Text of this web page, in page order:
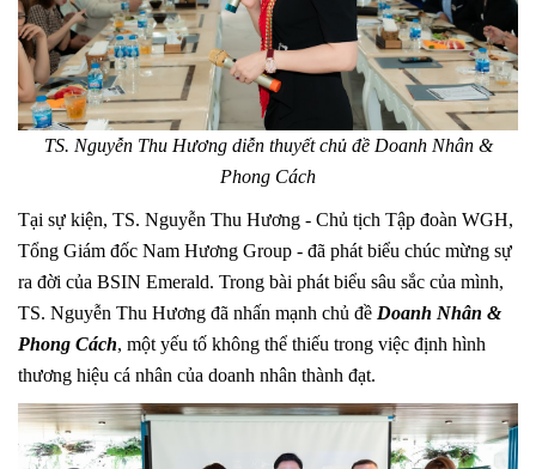
TS. Nguyễn Thu Hương diễn thuyết chủ đề Doanh Nhân &
Phong Cách
Tại sự kiện, TS. Nguyễn Thu Hương - Chủ tịch Tập đoàn WGH,
Tổng Giám đốc Nam Hương Group - đã phát biểu chúc mừng sự
ra đời của BSIN Emerald. Trong bài phát biểu sâu sắc của mình,
TS. Nguyễn Thu Hương đã nhấn mạnh chủ đề Doanh Nhân &
Phong Cách, một yếu tố không thể thiếu trong việc định hình
thương hiệu cá nhân của doanh nhân thành đạt.